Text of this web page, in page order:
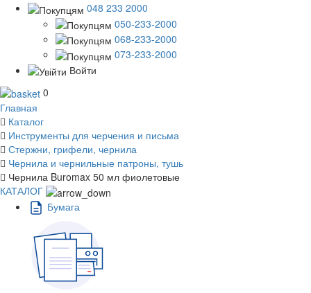
048 233 2000
050-233-2000
068-233-2000
073-233-2000
Войти
0
Главная
Каталог
Инструменты для черчения и письма
Стержни, грифели, чернила
Чернила и чернильные патроны, тушь
Чернила Buromax 50 мл фиолетовые
КАТАЛОГ
Бумага